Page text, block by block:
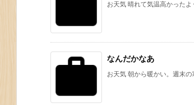
お天気 晴れて気温高かった
なんだかなあ
お天気 朝から暖かい。週末